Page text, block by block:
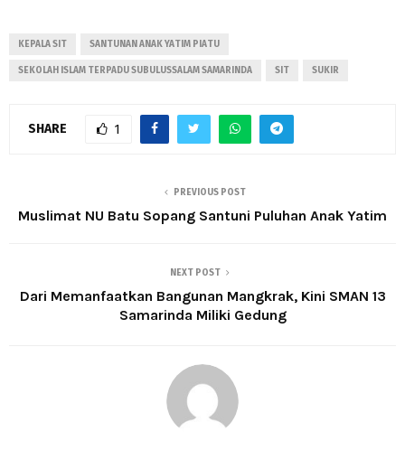
KEPALA SIT SANTUNAN ANAK YATIM PIATU
SEKOLAH ISLAM TERPADU SUBULUSSALAM SAMARINDA SIT SUKIR
SHARE 1
PREVIOUS POST
Muslimat NU Batu Sopang Santuni Puluhan Anak Yatim
NEXT POST
Dari Memanfaatkan Bangunan Mangkrak, Kini SMAN 13
Samarinda Miliki Gedung